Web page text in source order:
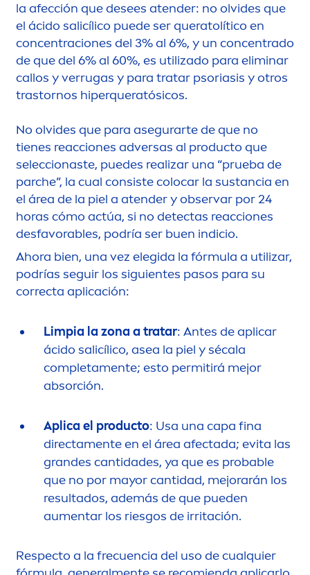
la afección que desees atender: no olvides que
el ácido salicílico puede ser queratolítico en
concentraciones del 3% al 6%, y un concentrado
de que del 6% al 60%, es utilizado para eliminar
callos y verrugas y para tratar psoriasis y otros
trastornos hiperqueratósicos.
No olvides que para asegurarte de que no
tienes reacciones adversas al producto que
seleccionaste, puedes realizar una “prueba de
parche”, la cual consiste colocar la sustancia en
el área de la piel a atender y observar por 24
horas cómo actúa, si no detectas reacciones
desfavorables, podría ser buen indicio.
Ahora bien, una vez elegida la fórmula a utilizar,
podrías seguir los siguientes pasos para su
correcta aplicación:
Limpia la zona a tratar: Antes de aplicar
ácido salicílico, asea la piel y sécala
completamente; esto permitirá mejor
absorción.
Aplica el producto: Usa una capa fina
directamente en el área afectada; evita las
grandes cantidades, ya que es probable
que no por mayor cantidad, mejorarán los
resultados, además de que pueden
aumentar los riesgos de irritación.
Respecto a la frecuencia del uso de cualquier